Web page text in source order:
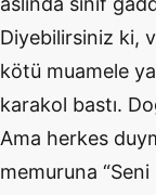
Diyebilirsiniz ki,
kötü muamele
karakol bastı.
Ama herkes
memuruna